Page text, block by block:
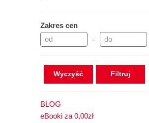
Zakres cen
–
Wyczyść
BLOG
eBooki za 0,00zł